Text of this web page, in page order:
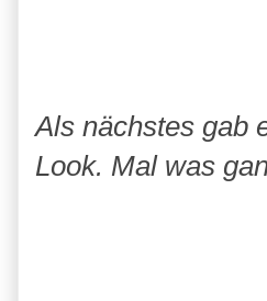
Als nächstes gab
Look. Mal was